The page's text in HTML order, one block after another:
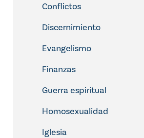
Conflictos
Discernimiento
Evangelismo
Finanzas
Guerra espiritual
Homosexualidad
Iglesia